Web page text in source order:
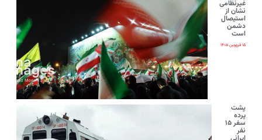
غیرنظامی
نشان از
استیصال
دشمن
است
۱۵ فروردین ۱۴۰۵
پشت
پرده
سفر ۱۵
نفر